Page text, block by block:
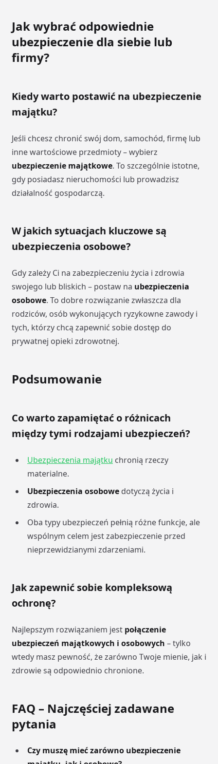
Jak wybrać odpowiednie
ubezpieczenie dla siebie lub
firmy?
Kiedy warto postawić na ubezpieczenie
majątku?
Jeśli chcesz chronić swój dom, samochód, firmę lub
inne wartościowe przedmioty – wybierz
ubezpieczenie majątkowe. To szczególnie istotne,
gdy posiadasz nieruchomości lub prowadzisz
działalność gospodarczą.
W jakich sytuacjach kluczowe są
ubezpieczenia osobowe?
Gdy zależy Ci na zabezpieczeniu życia i zdrowia
swojego lub bliskich – postaw na ubezpieczenia
osobowe. To dobre rozwiązanie zwłaszcza dla
rodziców, osób wykonujących ryzykowne zawody i
tych, którzy chcą zapewnić sobie dostęp do
prywatnej opieki zdrowotnej.
Podsumowanie
Co warto zapamiętać o różnicach
między tymi rodzajami ubezpieczeń?
Ubezpieczenia majątku chronią rzeczy
materialne.
Ubezpieczenia osobowe dotyczą życia i
zdrowia.
Oba typy ubezpieczeń pełnią różne funkcje, ale
wspólnym celem jest zabezpieczenie przed
nieprzewidzianymi zdarzeniami.
Jak zapewnić sobie kompleksową
ochronę?
Najlepszym rozwiązaniem jest połączenie
ubezpieczeń majątkowych i osobowych – tylko
wtedy masz pewność, że zarówno Twoje mienie, jak i
zdrowie są odpowiednio chronione.
FAQ – Najczęściej zadawane
pytania
Czy muszę mieć zarówno ubezpieczenie